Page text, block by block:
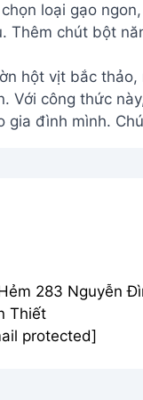
loại gạo
Thêm chút bột
hột vịt bắc
Với công thức
gia đình mình.
283 Nguyễn
Thiết
protected]